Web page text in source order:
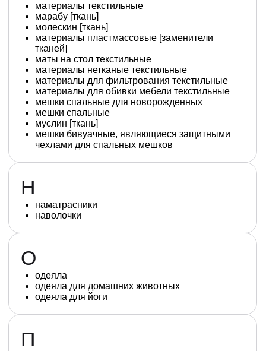
материалы текстильные
марабу [ткань]
молескин [ткань]
материалы пластмассовые [заменители
тканей]
маты на стол текстильные
материалы нетканые текстильные
материалы для фильтрования текстильные
материалы для обивки мебели текстильные
мешки спальные для новорожденных
мешки спальные
муслин [ткань]
мешки бивуачные, являющиеся защитными
чехлами для спальных мешков
Н
наматрасники
наволочки
О
одеяла
одеяла для домашних животных
одеяла для йоги
П